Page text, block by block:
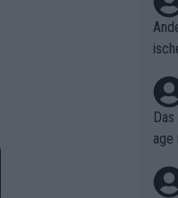
age
ben.